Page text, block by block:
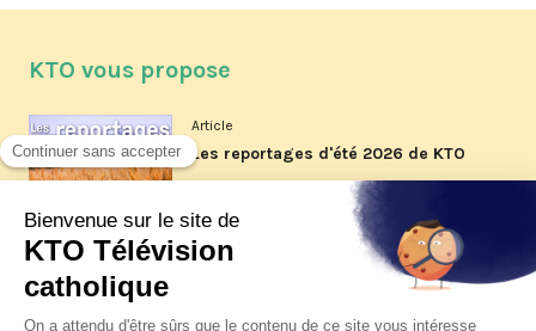
KTO vous propose
Article
Les reportages d'été 2026 de KTO
La visite pastorale du pape Léon
XIV à Assise à suivre sur KTO le